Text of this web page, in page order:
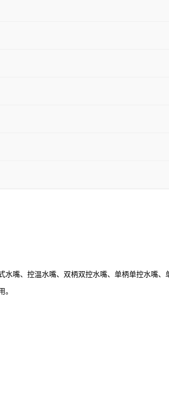
水嘴、控温水嘴、双柄双控水嘴、单柄单控水嘴
。